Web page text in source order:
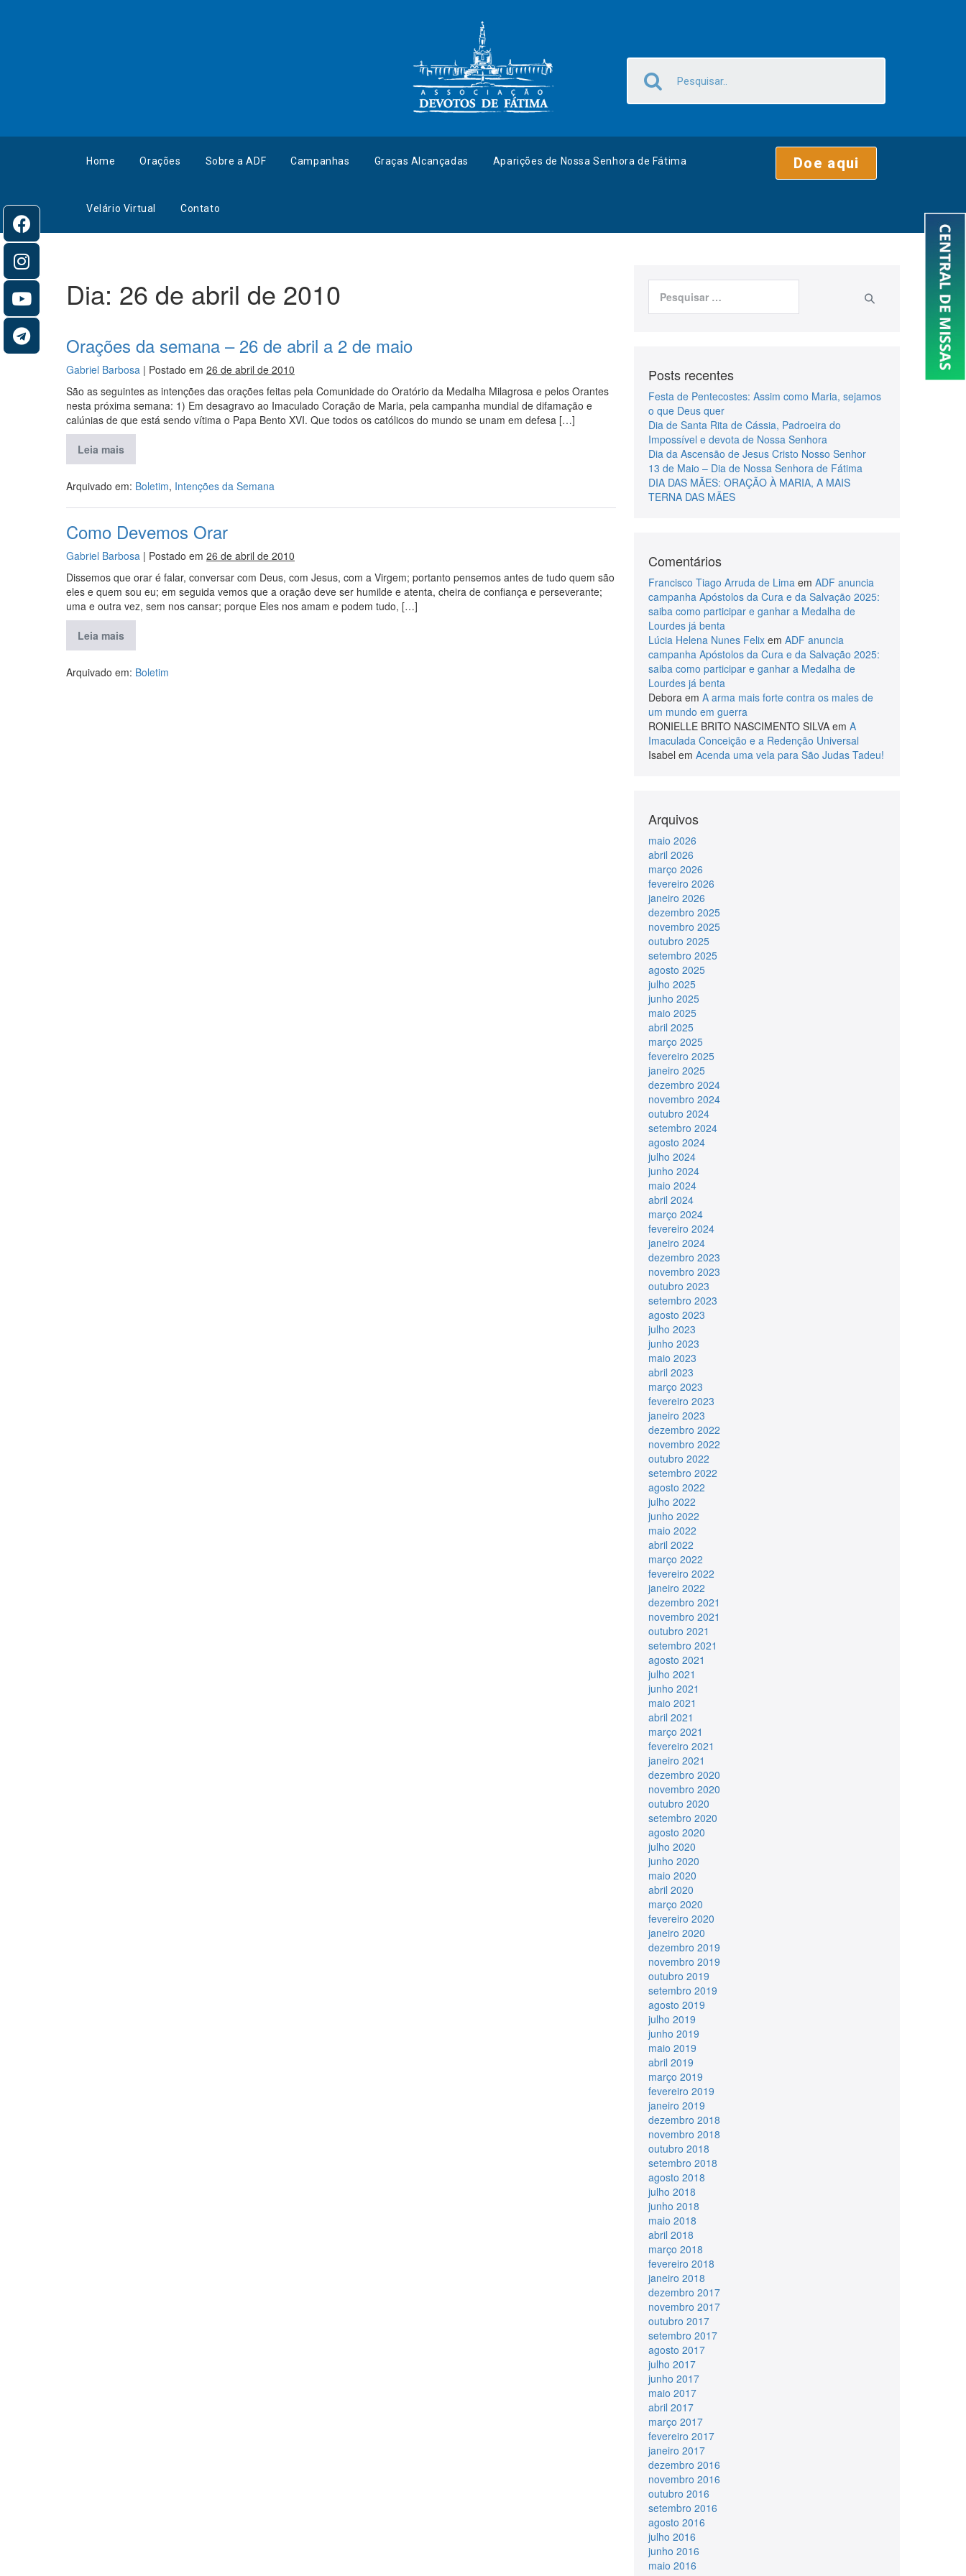
Home Orações Sobre a ADF Campanhas Graças Alcançadas Aparições de Nossa Senhora de Fátima
Velário Virtual Contato
Doe aqui
Dia: 26 de abril de 2010
Orações da semana – 26 de abril a 2 de maio
Gabriel Barbosa | Postado em 26 de abril de 2010
São as seguintes as intenções das orações feitas pela Comunidade do Oratório da Medalha Milagrosa e pelos Orantes
nesta próxima semana: 1) Em desagravo ao Imaculado Coração de Maria, pela campanha mundial de difamação e
calúnias de que está sendo vítima o Papa Bento XVI. Que todos os católicos do mundo se unam em defesa […]
Leia mais
Arquivado em: Boletim, Intenções da Semana
Como Devemos Orar
Gabriel Barbosa | Postado em 26 de abril de 2010
Dissemos que orar é falar, conversar com Deus, com Jesus, com a Virgem; portanto pensemos antes de tudo quem são
eles e quem sou eu; em seguida vemos que a oração deve ser humilde e atenta, cheira de confiança e perseverante;
uma e outra vez, sem nos cansar; porque Eles nos amam e podem tudo, […]
Leia mais
Arquivado em: Boletim
Posts recentes
Festa de Pentecostes: Assim como Maria, sejamos
o que Deus quer
Dia de Santa Rita de Cássia, Padroeira do
Impossível e devota de Nossa Senhora
Dia da Ascensão de Jesus Cristo Nosso Senhor
13 de Maio – Dia de Nossa Senhora de Fátima
DIA DAS MÃES: ORAÇÃO À MARIA, A MAIS
TERNA DAS MÃES
Comentários
Francisco Tiago Arruda de Limaem ADF anuncia
campanha Apóstolos da Cura e da Salvação 2025:
saiba como participar e ganhar a Medalha de
Lourdes já benta
Lúcia Helena Nunes Felixem ADF anuncia
campanha Apóstolos da Cura e da Salvação 2025:
saiba como participar e ganhar a Medalha de
Lourdes já benta
Deboraem A arma mais forte contra os males de
um mundo em guerra
RONIELLE BRITO NASCIMENTO SILVAem A
Imaculada Conceição e a Redenção Universal
Isabel em Acenda uma vela para São Judas Tadeu!
Arquivos
maio 2026
abril 2026
março 2026
fevereiro 2026
janeiro 2026
dezembro 2025
novembro 2025
outubro 2025
setembro 2025
agosto 2025
julho 2025
junho 2025
maio 2025
abril 2025
março 2025
fevereiro 2025
janeiro 2025
dezembro 2024
novembro 2024
outubro 2024
setembro 2024
agosto 2024
julho 2024
junho 2024
maio 2024
abril 2024
março 2024
fevereiro 2024
janeiro 2024
dezembro 2023
novembro 2023
outubro 2023
setembro 2023
agosto 2023
julho 2023
junho 2023
maio 2023
abril 2023
março 2023
fevereiro 2023
janeiro 2023
dezembro 2022
novembro 2022
outubro 2022
setembro 2022
agosto 2022
julho 2022
junho 2022
maio 2022
abril 2022
março 2022
fevereiro 2022
janeiro 2022
dezembro 2021
novembro 2021
outubro 2021
setembro 2021
agosto 2021
julho 2021
junho 2021
maio 2021
abril 2021
março 2021
fevereiro 2021
janeiro 2021
dezembro 2020
novembro 2020
outubro 2020
setembro 2020
agosto 2020
julho 2020
junho 2020
maio 2020
abril 2020
março 2020
fevereiro 2020
janeiro 2020
dezembro 2019
novembro 2019
outubro 2019
setembro 2019
agosto 2019
julho 2019
junho 2019
maio 2019
abril 2019
março 2019
fevereiro 2019
janeiro 2019
dezembro 2018
novembro 2018
outubro 2018
setembro 2018
agosto 2018
julho 2018
junho 2018
maio 2018
abril 2018
março 2018
fevereiro 2018
janeiro 2018
dezembro 2017
novembro 2017
outubro 2017
setembro 2017
agosto 2017
julho 2017
junho 2017
maio 2017
abril 2017
março 2017
fevereiro 2017
janeiro 2017
dezembro 2016
novembro 2016
outubro 2016
setembro 2016
agosto 2016
julho 2016
junho 2016
maio 2016